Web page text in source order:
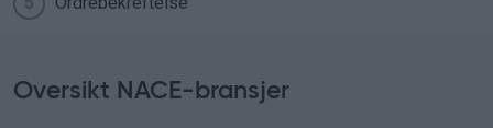
Oversikt NACE-bransjer